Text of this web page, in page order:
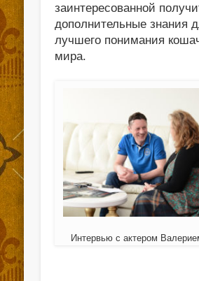
заинтересованной
дополнительные знания
лучшего понимания
мира.
Интервью с актером